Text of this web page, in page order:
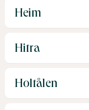
Heim
Hitra
Holtålen